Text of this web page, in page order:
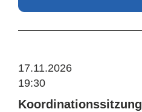
17.11.2026
19:30
Koordinationssitzung